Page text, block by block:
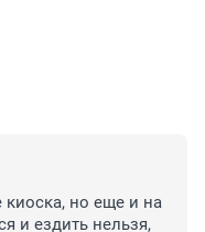
киоска, но еще и на
и ездить нельзя,